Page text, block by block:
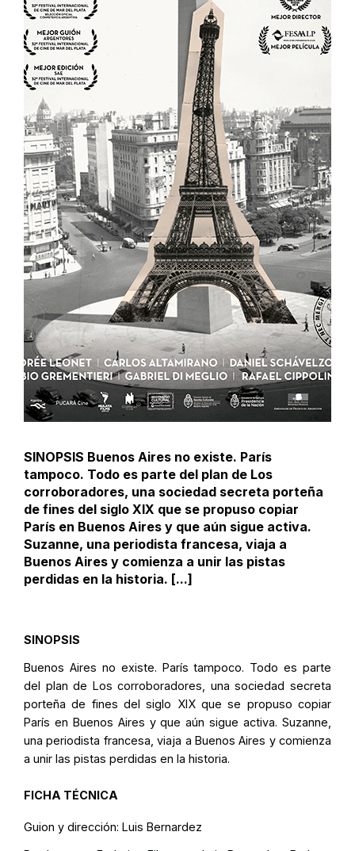
SINOPSIS Buenos Aires no existe. París
tampoco. Todo es parte del plan de Los
corroboradores, una sociedad secreta porteña
de fines del siglo XIX que se propuso copiar
París en Buenos Aires y que aún sigue activa.
Suzanne, una periodista francesa, viaja a
Buenos Aires y comienza a unir las pistas
perdidas en la historia. [...]
SINOPSIS
Buenos Aires no existe. París tampoco. Todo es parte
del plan de Los corroboradores, una sociedad secreta
porteña de fines del siglo XIX que se propuso copiar
París en Buenos Aires y que aún sigue activa. Suzanne,
una periodista francesa, viaja a Buenos Aires y comienza
a unir las pistas perdidas en la historia.
FICHA TÉCNICA
Guion y dirección: Luis Bernardez